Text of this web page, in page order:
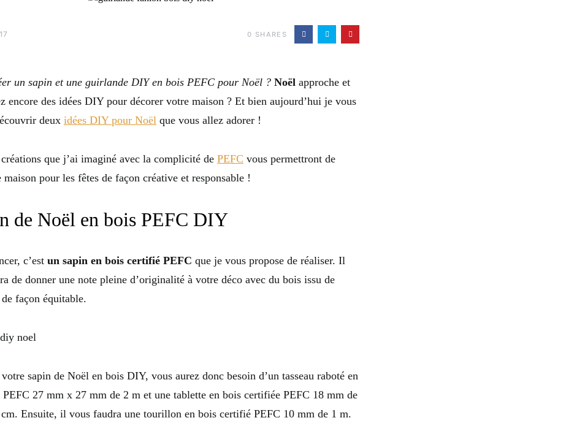
0 SHARES
un sapin et une guirlande DIY en bois PEFC pour Noël ? Noël approche et
encore des idées DIY pour décorer votre maison ? Et bien aujourd’hui je vous
deux idées DIY pour Noël que vous allez adorer !
que j’ai imaginé avec la complicité de PEFC vous permettront de
maison pour les fêtes de façon créative et responsable !
de Noël en bois PEFC DIY
c’est un sapin en bois certifié PEFC que je vous propose de réaliser. Il
de donner une note pleine d’originalité à votre déco avec du bois issu de
façon équitable.
sapin de Noël en bois DIY, vous aurez donc besoin d’un tasseau raboté en
27 mm x 27 mm de 2 m et une tablette en bois certifiée PEFC 18 mm de
Ensuite, il vous faudra une tourillon en bois certifié PEFC 10 mm de 1 m.